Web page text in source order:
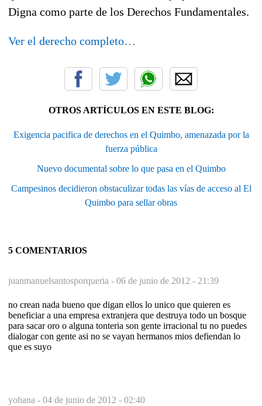
Digna como parte de los Derechos Fundamentales.
Ver el derecho completo…
OTROS ARTÍCULOS EN ESTE BLOG:
Exigencia pacifica de derechos en el Quimbo, amenazada por la
fuerza pública
Nuevo documental sobre lo que pasa en el Quimbo
Campesinos decidieron obstaculizar todas las vías de acceso al El
Quimbo para sellar obras
5 COMENTARIOS
juanmanuelsantosporqueria - 06 de junio de 2012 - 21:39
no crean nada bueno que digan ellos lo unico que quieren es
beneficiar a una empresa extranjera que destruya todo un bosque
para sacar oro o alguna tonteria son gente irracional tu no puedes
dialogar con gente asi no se vayan hermanos mios defiendan lo
que es suyo
yohana - 04 de junio de 2012 - 02:40